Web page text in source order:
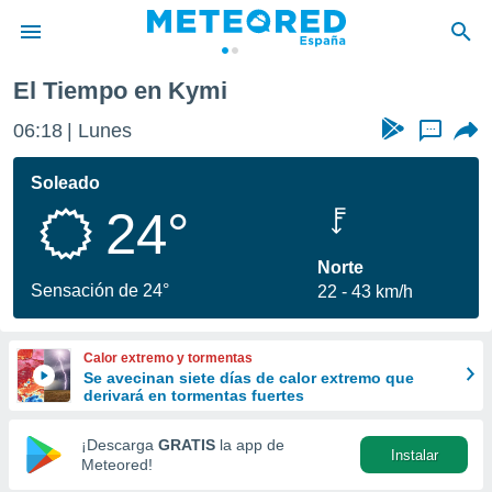
de
por
que se
calidad.
a este
las
y
forma
digital
basada
El Tiempo en Kymi
06:18 Lunes ...
Soleado
24°
Sensación de 24°
Norte
22
43 km/h
Calor extremo y tormentas
Se avecinan siete días de calor extremo que
derivará en tormentas fuertes
¡Descarga GRATIS la app de
Meteored!
Instalar